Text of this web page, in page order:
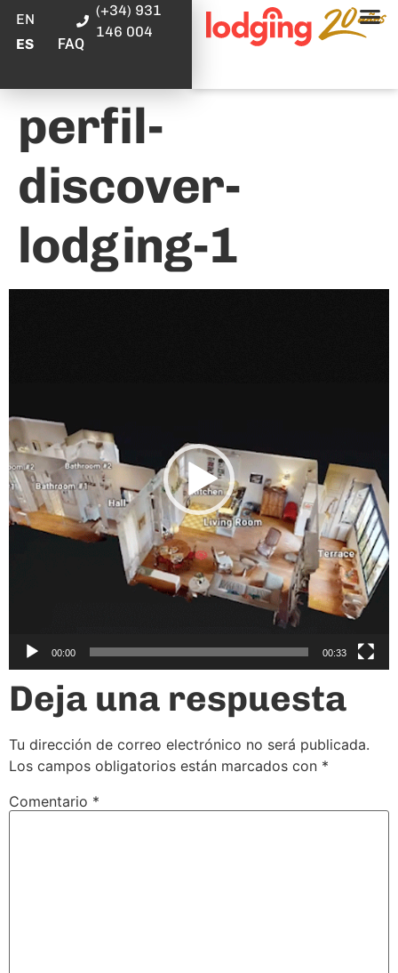
EN
ES
FAQ
(+34) 931
146 004
perfil-
discover-
lodging-1
00:00 00:33
Deja una respuesta
Tu dirección de correo electrónico no será publicada.
Los campos obligatorios están marcados con *
Comentario *